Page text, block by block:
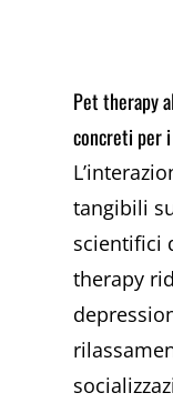
Pet therapy
concreti per
tangibili
scientifici
therapy